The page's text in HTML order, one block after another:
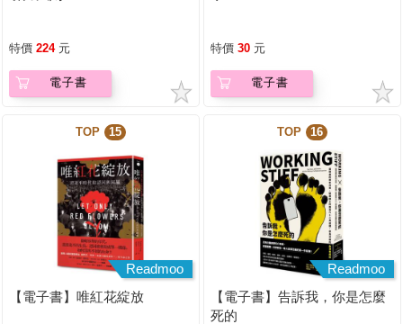
特價 224 元
電子書
特價 30 元
電子書
TOP 15
Readmoo
【電子書】唯紅花綻放
TOP 16
Readmoo
【電子書】告訴我，你是怎麼
死的